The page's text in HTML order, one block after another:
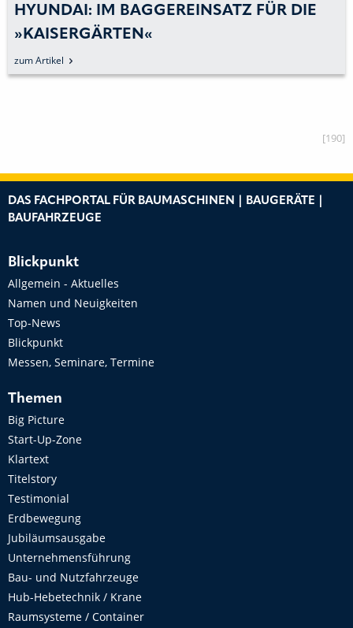
HYUNDAI: IM BAGGEREINSATZ FÜR DIE
»KAISERGÄRTEN«
zum Artikel
[190]
DAS FACHPORTAL FÜR BAUMASCHINEN | BAUGERÄTE |
BAUFAHRZEUGE
Blickpunkt
Allgemein - Aktuelles
Namen und Neuigkeiten
Top-News
Blickpunkt
Messen, Seminare, Termine
Themen
Big Picture
Start-Up-Zone
Klartext
Titelstory
Testimonial
Erdbewegung
Jubiläumsausgabe
Unternehmensführung
Bau- und Nutzfahrzeuge
Hub-Hebetechnik / Krane
Raumsysteme / Container